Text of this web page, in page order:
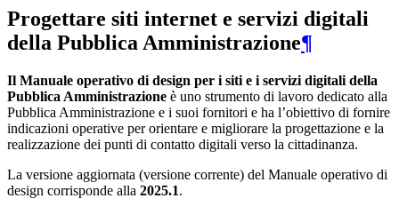
Progettare siti internet e servizi digitali
della Pubblica Amministrazione¶
Il Manuale operativo di design per i siti e i servizi digitali della
Pubblica Amministrazione è uno strumento di lavoro dedicato alla
Pubblica Amministrazione e i suoi fornitori e ha l’obiettivo di fornire
indicazioni operative per orientare e migliorare la progettazione e la
realizzazione dei punti di contatto digitali verso la cittadinanza.
La versione aggiornata (versione corrente) del Manuale operativo di
design corrisponde alla 2025.1.